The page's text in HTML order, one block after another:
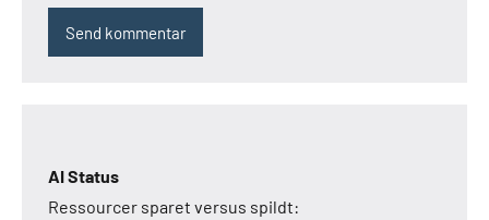
AI Status
Ressourcer sparet versus spildt: